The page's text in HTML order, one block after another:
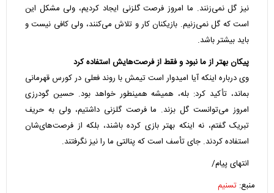
نیز گل نمی‌زنند. ما امروز فرصت گلزنی ایجاد کردیم، ولی مشکل این
است که گل نمی‌زنیم. بازیکنان کار و تلاش می‌کنند، ولی کافی نیست و
باید بیشتر باشد.
پیکان بهتر از ما نبود و فقط از فرصت‌هایش استفاده کرد
وی درباره اینکه آیا امیدوار است تیمش با روند فعلی در کورس قهرمانی
بماند، تأکید کرد: بله، همیشه همینطور خواهد بود. حسین گودرزی
امروز می‌توانست گل بزند. ما فرصت گلزنی داشتیم، ولی به حریف
تبریک گفتم، نه اینکه بهتر بازی کرده باشند، بلکه از فرصت‌های‌شان
استفاده کردند. جای تأسف است که پنالتی ما را نیز نگرفتند.
انتهای پیام/
منبع: تسنیم